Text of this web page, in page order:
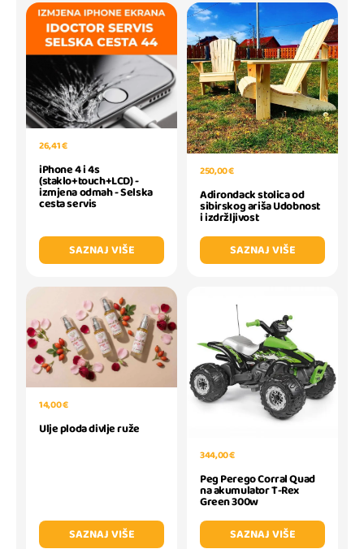
26,41 €
iPhone 4 i 4s
(staklo+touch+LCD) -
izmjena odmah - Selska
cesta servis
SAZNAJ VIŠE
250,00 €
Adirondack stolica od
sibirskog ariša Udobnost
i izdržljivost
SAZNAJ VIŠE
14,00 €
Ulje ploda divlje ruže
SAZNAJ VIŠE
344,00 €
Peg Perego Corral Quad
na akumulator T-Rex
Green 300w
SAZNAJ VIŠE